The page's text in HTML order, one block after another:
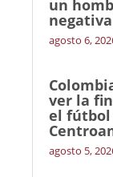
un
agosto 6,
ver la
el fútbol
agosto 5,